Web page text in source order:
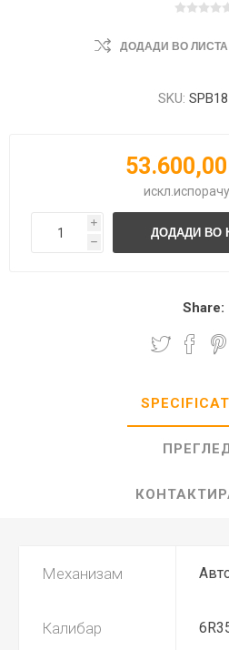
ДОДАДИ ВО
SKU:
искл.
i
h
Share:
Механизам
Калибар